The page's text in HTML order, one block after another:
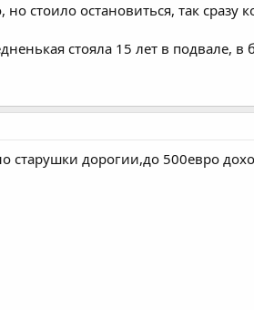
стоило остановиться, так сразу
стояла 15 лет в подвале, в
дорогии,до 500евро